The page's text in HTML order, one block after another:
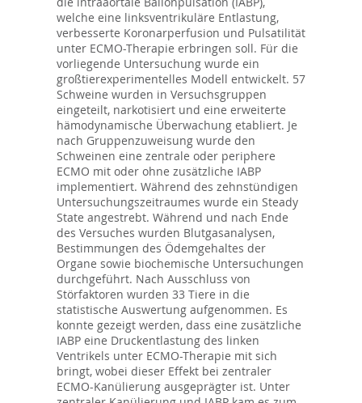
welche eine linksventrikuläre Entlastung,
verbesserte Koronarperfusion und Pulsatilität
unter ECMO-Therapie erbringen soll. Für die
vorliegende Untersuchung wurde ein
großtierexperimentelles Modell entwickelt. 57
Schweine wurden in Versuchsgruppen
eingeteilt, narkotisiert und eine erweiterte
hämodynamische Überwachung etabliert. Je
nach Gruppenzuweisung wurde den
Schweinen eine zentrale oder periphere
ECMO mit oder ohne zusätzliche IABP
implementiert. Während des zehnstündigen
Untersuchungszeitraumes wurde ein Steady
State angestrebt. Während und nach Ende
des Versuches wurden Blutgasanalysen,
Bestimmungen des Ödemgehaltes der
Organe sowie biochemische Untersuchungen
durchgeführt. Nach Ausschluss von
Störfaktoren wurden 33 Tiere in die
statistische Auswertung aufgenommen. Es
konnte gezeigt werden, dass eine zusätzliche
IABP eine Druckentlastung des linken
Ventrikels unter ECMO-Therapie mit sich
bringt, wobei dieser Effekt bei zentraler
ECMO-Kanülierung ausgeprägter ist. Unter